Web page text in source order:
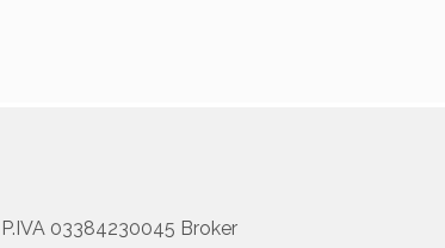
P.IVA 03384230045 Broker